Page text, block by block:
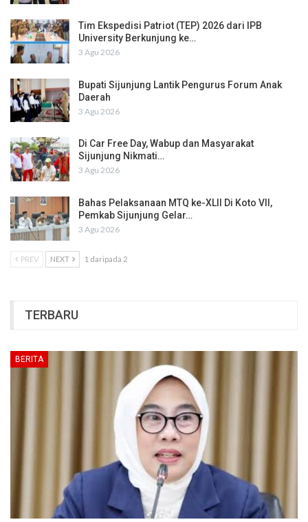
Tim Ekspedisi Patriot (TEP) 2026 dari IPB
University Berkunjung ke…
3 Agu 2026
Bupati Sijunjung Lantik Pengurus Forum Anak
Daerah
3 Agu 2026
Di Car Free Day, Wabup dan Masyarakat
Sijunjung Nikmati…
3 Agu 2026
Bahas Pelaksanaan MTQ ke-XLII Di Koto VII,
Pemkab Sijunjung Gelar…
3 Agu 2026
PREV NEXT 1 daripada 2
TERBARU
BERITA